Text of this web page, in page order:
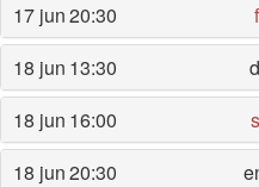
17 jun20:30
18 jun 13:30
18 jun 16:00
18 jun20:30